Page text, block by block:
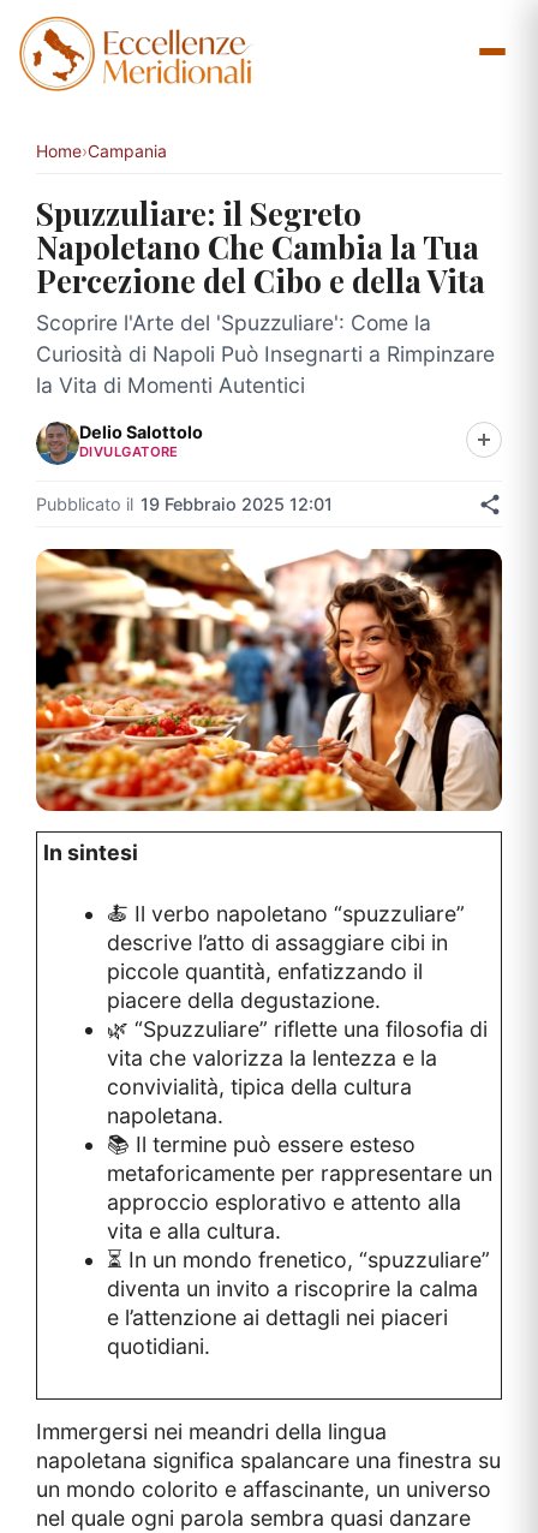
contenuto
Home›Campania
Spuzzuliare: il Segreto
Napoletano Che Cambia la Tua
Percezione del Cibo e della Vita
Scoprire l'Arte del 'Spuzzuliare': Come la
Curiosità di Napoli Può Insegnarti a Rimpinzare
la Vita di Momenti Autentici
Delio Salottolo
DIVULGATORE
Pubblicato il 19 Febbraio 2025 12:01
In sintesi
🍝 Il verbo napoletano “spuzzuliare”
descrive l’atto di assaggiare cibi in
piccole quantità, enfatizzando il
piacere della degustazione.
🌿 “Spuzzuliare” riflette una filosofia di
vita che valorizza la lentezza e la
convivialità, tipica della cultura
napoletana.
📚 Il termine può essere esteso
metaforicamente per rappresentare un
approccio esplorativo e attento alla
vita e alla cultura.
⏳ In un mondo frenetico, “spuzzuliare”
diventa un invito a riscoprire la calma
e l’attenzione ai dettagli nei piaceri
quotidiani.
Immergersi nei meandri della lingua
napoletana significa spalancare una finestra su
un mondo colorito e affascinante, un universo
nel quale ogni parola sembra quasi danzare